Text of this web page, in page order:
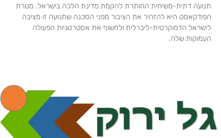
תנועה דתית-משיחית החותרת להקמת מדינת הלכה בישראל. מטרת
הפודקאסט היא להזהיר את הציבור מפני הסכנה שתנועה זו מציבה
לישראל הדמוקרטית-ליברלית ולחשוף את אסטרטגיות הפעולה
העמוקות שלה.